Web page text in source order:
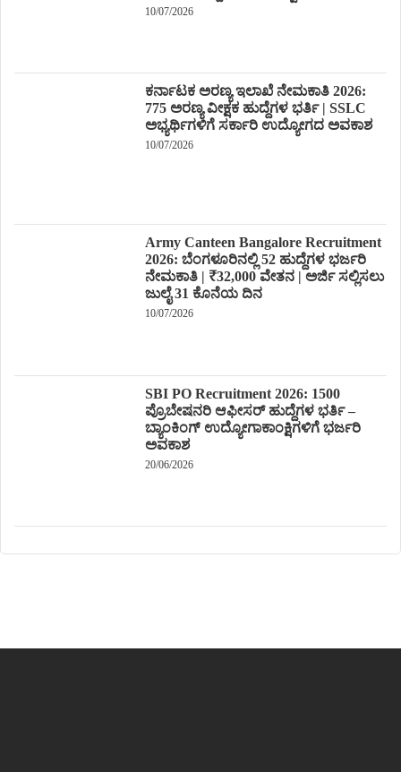
10/07/2026
ಕರ್ನಾಟಕ ಅರಣ್ಯ ಇಲಾಖೆ ನೇಮಕಾತಿ 2026:
775 ಅರಣ್ಯ ವೀಕ್ಷಕ ಹುದ್ದೆಗಳ ಭರ್ತಿ | SSLC
ಅಭ್ಯರ್ಥಿಗಳಿಗೆ ಸರ್ಕಾರಿ ಉದ್ಯೋಗದ ಅವಕಾಶ
10/07/2026
Army Canteen Bangalore Recruitment
2026: ಬೆಂಗಳೂರಿನಲ್ಲಿ 52 ಹುದ್ದೆಗಳ ಭರ್ಜರಿ
ನೇಮಕಾತಿ | ₹32,000 ವೇತನ | ಅರ್ಜಿ ಸಲ್ಲಿಸಲು
ಜುಲೈ 31 ಕೊನೆಯ ದಿನ
10/07/2026
SBI PO Recruitment 2026: 1500
ಪ್ರೊಬೇಷನರಿ ಆಫೀಸರ್ ಹುದ್ದೆಗಳ ಭರ್ತಿ –
ಬ್ಯಾಂಕಿಂಗ್ ಉದ್ಯೋಗಾಕಾಂಕ್ಷಿಗಳಿಗೆ ಭರ್ಜರಿ
ಅವಕಾಶ
20/06/2026